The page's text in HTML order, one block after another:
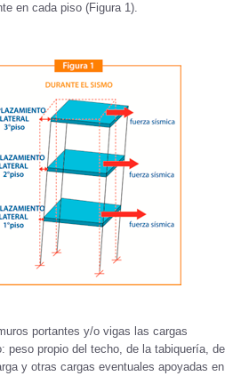
en cada piso (Figura 1).
portantes y/o vigas las cargas
peso propio del techo, de la tabiquería, de
y otras cargas eventuales apoyadas en